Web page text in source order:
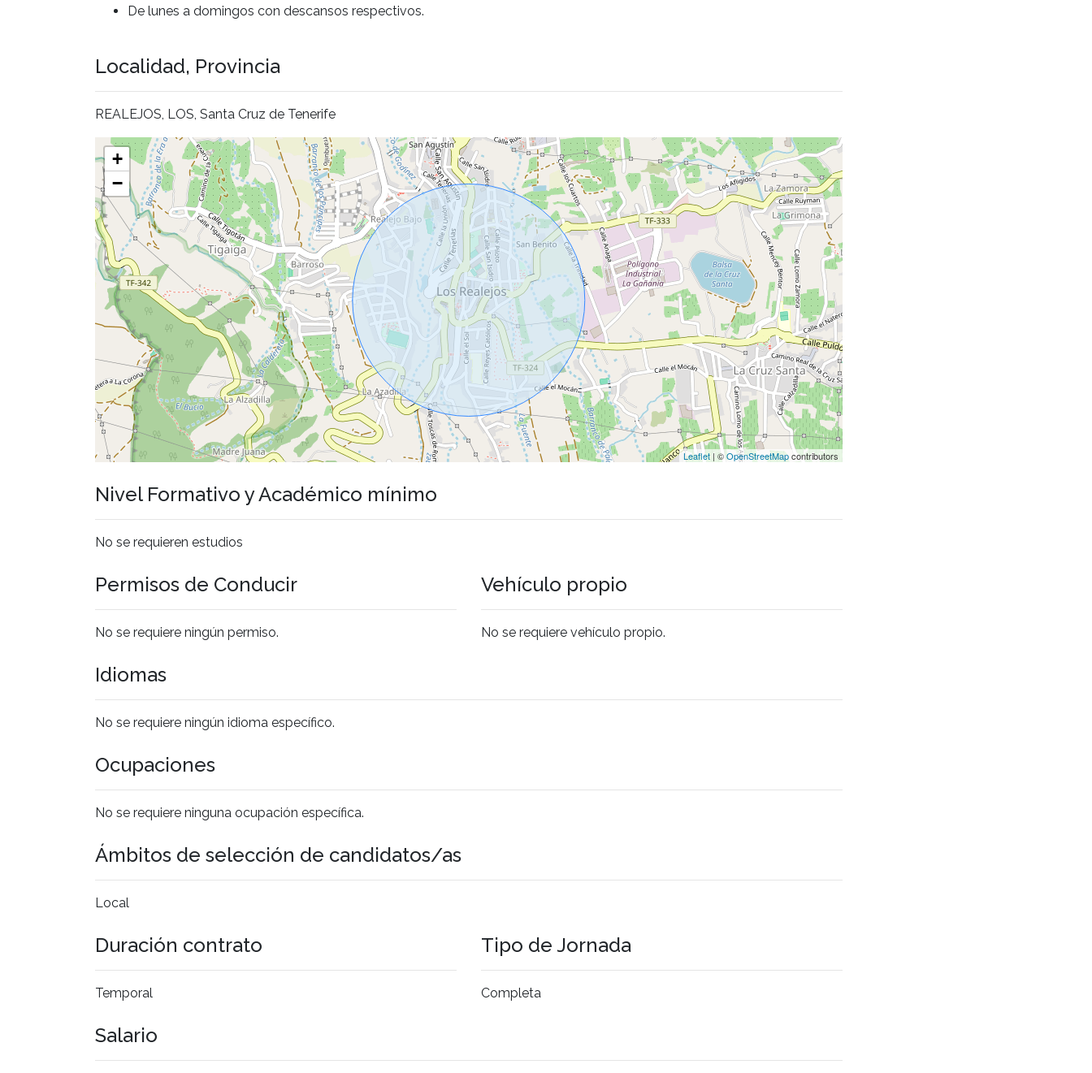
De lunes a domingos con descansos respectivos.
Localidad, Provincia
REALEJOS, LOS, Santa Cruz de Tenerife
+
−
Leaflet | ©OpenStreetMapcontributors
Nivel Formativo y Académico mínimo
No se requieren estudios
Permisos de Conducir
No se requiere ningún permiso.
Vehículo propio
No se requiere vehículo propio.
Idiomas
No se requiere ningún idioma específico.
Ocupaciones
No se requiere ninguna ocupación específica.
Ámbitos de selección de candidatos/as
Local
Duración contrato
Temporal
Tipo de Jornada
Completa
Salario